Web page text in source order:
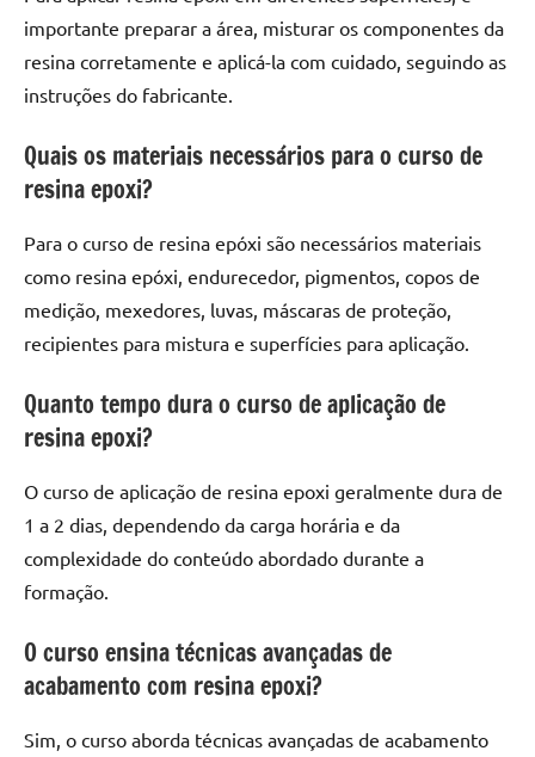
importante preparar a área, misturar os componentes da
resina corretamente e aplicá-la com cuidado, seguindo as
instruções do fabricante.
Quais os materiais necessários para o curso de
resina epoxi?
Para o curso de resina epóxi são necessários materiais
como resina epóxi, endurecedor, pigmentos, copos de
medição, mexedores, luvas, máscaras de proteção,
recipientes para mistura e superfícies para aplicação.
Quanto tempo dura o curso de aplicação de
resina epoxi?
O curso de aplicação de resina epoxi geralmente dura de
1 a 2 dias, dependendo da carga horária e da
complexidade do conteúdo abordado durante a
formação.
O curso ensina técnicas avançadas de
acabamento com resina epoxi?
Sim, o curso aborda técnicas avançadas de acabamento